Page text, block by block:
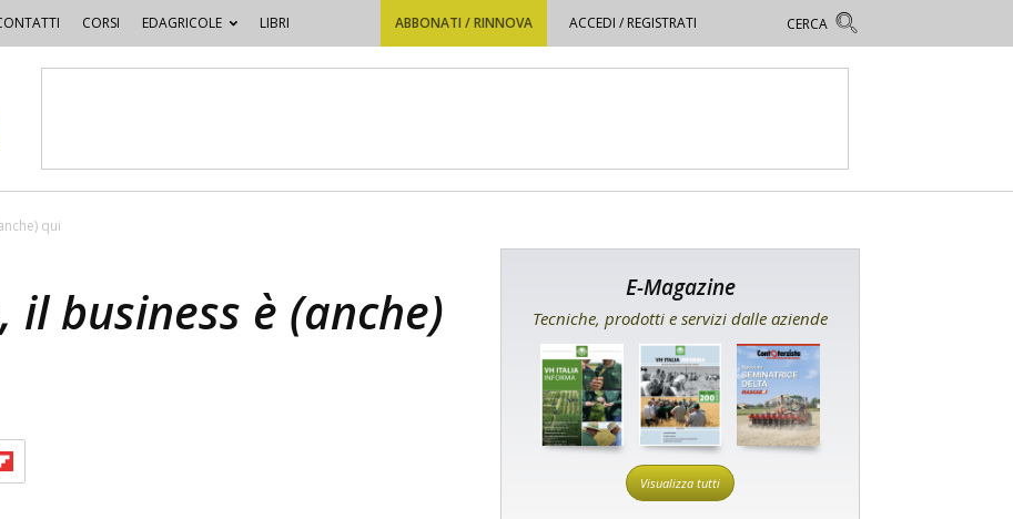
CORSI EDAGRICOLE LIBRI ABBONATI / RINNOVA ACCEDI / REGISTRATI
qui
business è (anche)
E-Magazine
Tecniche, prodotti e servizi dalle aziende
Visualizza tutti